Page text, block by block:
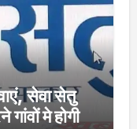
सेवा सेतु
मे होगी